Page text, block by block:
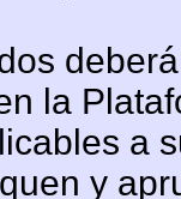
la
a
y